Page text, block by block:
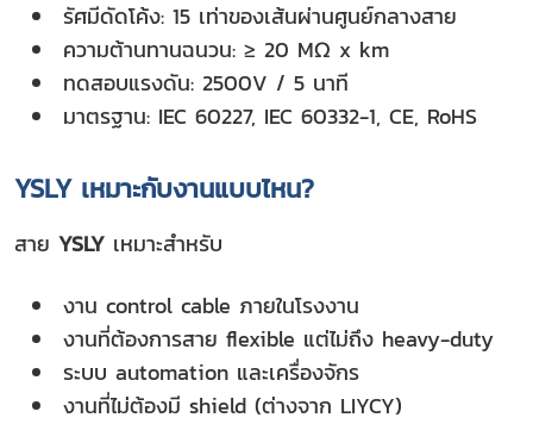
รัศมีดัดโค้ง: 15 เท่าของเส้นผ่านศูนย์กลางสาย
ความต้านทานฉนวน: ≥ 20 MΩ x km
ทดสอบแรงดัน: 2500V / 5 นาที
มาตรฐาน: IEC 60227, IEC 60332-1, CE, RoHS
YSLY เหมาะกับงานแบบไหน?
สายYSLY เหมาะสำหรับ
งาน control cable ภายในโรงงาน
งานที่ต้องการสาย flexible แต่ไม่ถึง heavy-duty
ระบบ automation และเครื่องจักร
งานที่ไม่ต้องมี shield (ต่างจาก LIYCY)